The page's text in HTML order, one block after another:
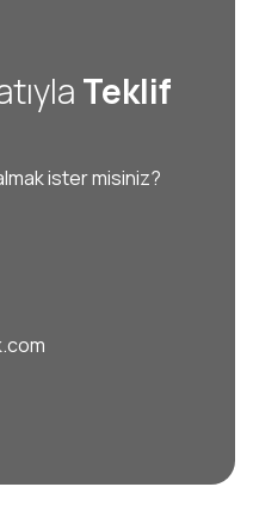
Teklif
ister misiniz?